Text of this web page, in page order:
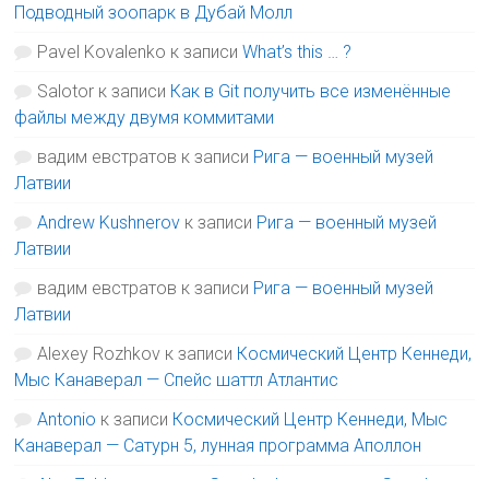
Подводный зоопарк в Дубай Молл
Pavel Kovalenko к записиWhat’s this … ?
Salotor к записи Как в Git получить все изменённые
файлы между двумя коммитами
вадим евстратов к записи Рига — военный музей
Латвии
Andrew Kushnerov к записи Рига — военный музей
Латвии
вадим евстратов к записи Рига — военный музей
Латвии
Alexey Rozhkov к записи Космический Центр Кеннеди,
Мыс Канаверал — Спейс шаттл Атлантис
Antonio к записи Космический Центр Кеннеди, Мыс
Канаверал — Сатурн 5, лунная программа Аполлон